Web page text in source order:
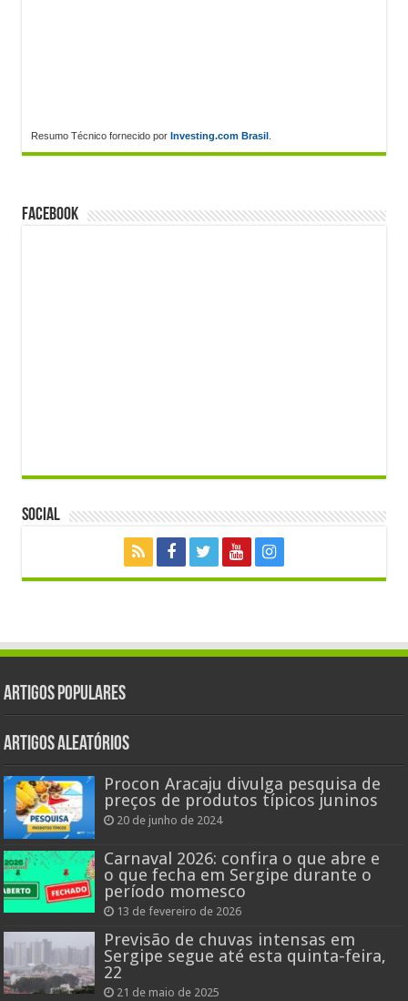
Resumo Técnico fornecido por Investing.com Brasil .
FACEBOOK
Social
Artigos populares
Artigos aleatórios
Procon Aracaju divulga pesquisa de
preços de produtos típicos juninos
20 de junho de 2024
Carnaval 2026: confira o que abre e
o que fecha em Sergipe durante o
período momesco
13 de fevereiro de 2026
Previsão de chuvas intensas em
Sergipe segue até esta quinta-feira,
22
21 de maio de 2025